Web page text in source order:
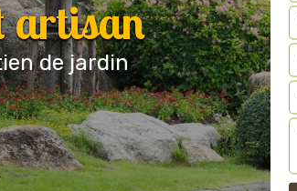
artisan
de jardin